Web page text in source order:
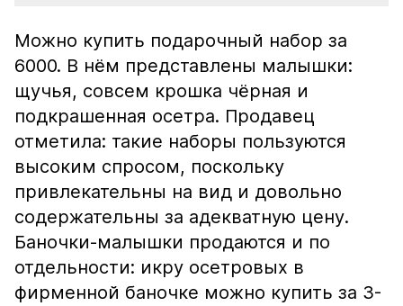
Можно купить подарочный набор за
6000. В нём представлены малышки:
щучья, совсем крошка чёрная и
подкрашенная осетра. Продавец
отметила: такие наборы пользуются
высоким спросом, поскольку
привлекательны на вид и довольно
содержательны за адекватную цену.
Баночки-малышки продаются и по
отдельности: икру осетровых в
фирменной баночке можно купить за 3-